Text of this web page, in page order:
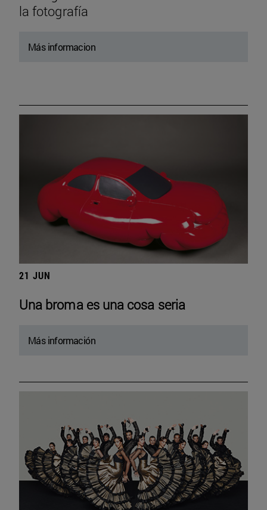
la fotografía
Más informacion
21 JUN
Una broma es una cosa seria
Más información